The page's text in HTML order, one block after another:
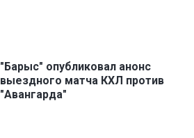
"Барыс" опубликовал анонс
выездного матча КХЛ против
"Авангарда"